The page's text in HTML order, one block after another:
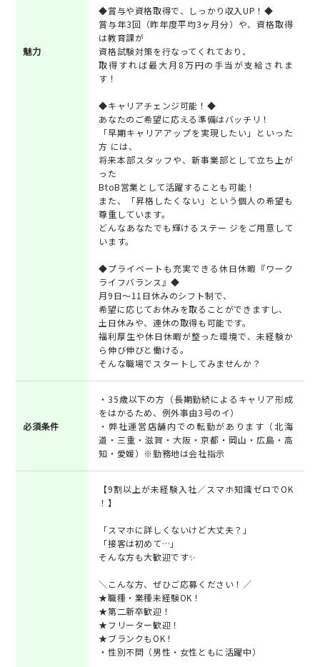
魅力
◆賞与や資格取得で、しっかり収入UP！◆
賞与年3回（昨年度平均3ヶ月分）や、資格取得
は教育課が
資格試験対策を行なってくれており、
取得すれば最大月8万円の手当が支給されま
す！
◆キャリアチェンジ可能！◆
あなたのご希望に応える準備はバッチリ！
「早期キャリアアップを実現したい」といった
方 には、
将来本部スタッフや、新事業部として立ち上が
った
BtoB営業として活躍することも可能！
また、「昇格したくない」という個人の希望も
尊重しています。
どんなあなたでも輝けるステー ジをご用意して
います。
◆プライベートも充実できる休日休暇『ワーク
ライフバランス』◆
月9日～11日休みのシフト制で、
希望に応じてお休みを取ることができますし、
土日休みや、連休の取得も可能です。
福利厚生や休日休暇が整った環境で、未経験か
ら伸び伸びと働ける。
そんな職場でスタートしてみませんか？
必須条件
・35歳以下の方（長期勤続によるキャリア形成
をはかるため、例外事由3号のイ）
・弊社運営店舗内での転勤があります（北海
道・三重・滋賀・大阪・京都・岡山・広島・高
知・愛媛）※勤務地は会社指示
【9割以上が未経験入社／スマホ知識ゼロでOK
！】
「スマホに詳しくないけど大丈夫？」
「接客は初めて…」
そんな方も大歓迎です✨
＼こんな方、ぜひご応募ください！／
★職種・業種未経験OK！
★第二新卒歓迎！
★フリーター歓迎！
★ブランクもOK！
・性別不問（男性・女性ともに活躍中）